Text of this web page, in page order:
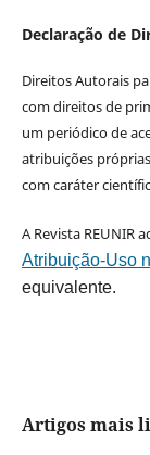
Declaração de
Direitos Autorais
com direitos de
um periódico de
atribuições
com caráter
A Revista REUNIR
Atribuição-Uso
equivalente.
Artigos mais